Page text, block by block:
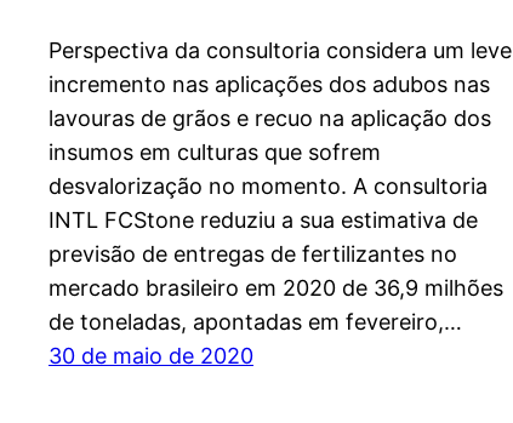
Perspectiva da consultoria considera um leve
incremento nas aplicações dos adubos nas
lavouras de grãos e recuo na aplicação dos
insumos em culturas que sofrem
desvalorização no momento. A consultoria
INTL FCStone reduziu a sua estimativa de
previsão de entregas de fertilizantes no
mercado brasileiro em 2020 de 36,9 milhões
de toneladas, apontadas em fevereiro,…
30 de maio de 2020